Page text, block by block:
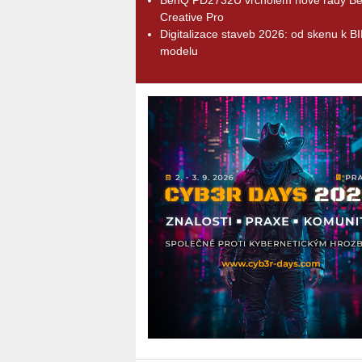
Creative Pro
Digitalizace staveb 2026: od skenu k
modelu